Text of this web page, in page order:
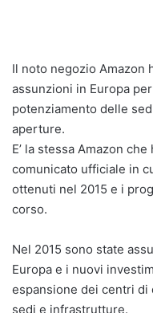
Il noto negozio Amazon
assunzioni in Europa
potenziamento delle
aperture.
E’ la stessa Amazon
comunicato ufficiale in
ottenuti nel 2015 e i
corso.
Nel 2015 sono state
Europa e i nuovi
espansione dei centri
sedi e infrastrutture.